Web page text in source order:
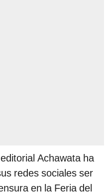
Achawata ha
redes sociales ser
en la Feria del